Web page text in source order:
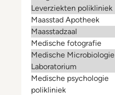
Leverziekten polikliniek
Maasstad Apotheek
Maasstadzaal
Medische fotografie
Medische Microbiologie
Laboratorium
Medische psychologie
polikliniek